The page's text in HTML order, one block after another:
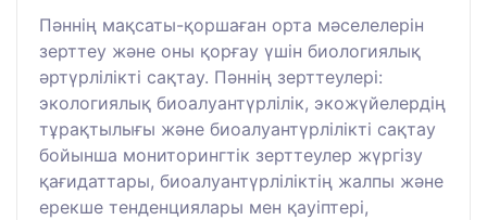
Пәннің мақсаты-қоршаған орта мәселелерін
зерттеу және оны қорғау үшін биологиялық
әртүрлілікті сақтау. Пәннің зерттеулері:
экологиялық биоалуантүрлілік, экожүйелердің
тұрақтылығы және биоалуантүрлілікті сақтау
бойынша мониторингтік зерттеулер жүргізу
қағидаттары, биоалуантүрліліктің жалпы және
ерекше тенденциялары мен қауіптері,